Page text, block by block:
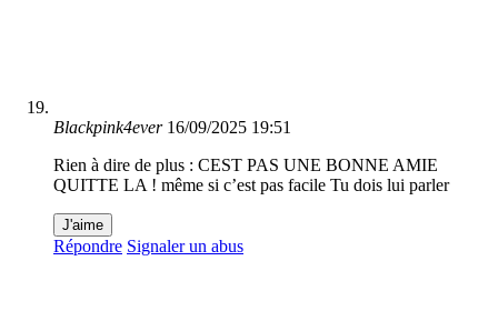
Blackpink4ever 16/09/2025 19:51
Rien à dire de plus : CEST PAS UNE BONNE AMIE
QUITTE LA ! même si c’est pas facile Tu dois lui parler
J'aime
Répondre Signaler un abus